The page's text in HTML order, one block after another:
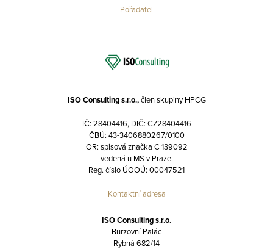
Pořadatel
ISO Consulting s.r.o.,člen skupiny HPCG
IČ: 28404416, DIČ: CZ28404416
ČBÚ: 43-3406880267/0100
OR: spisová značka C 139092
vedená u MS v Praze.
Reg. číslo ÚOOÚ: 00047521
Kontaktní adresa
ISO Consulting s.r.o.
Burzovní Palác
Rybná 682/14